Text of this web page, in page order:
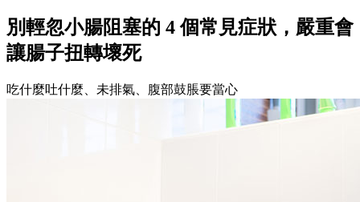
別輕忽小腸阻塞的 4 個常見症狀，嚴重會
讓腸子扭轉壞死
吃什麼吐什麼、未排氣、腹部鼓脹要當心